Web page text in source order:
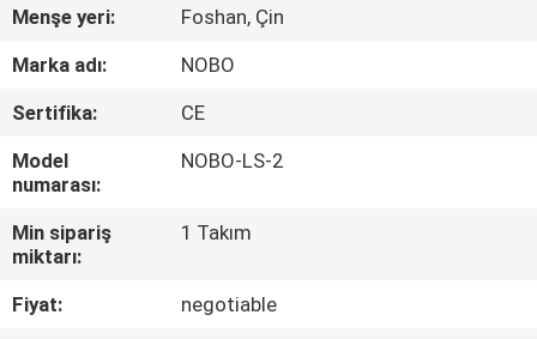
HAKKIMIZDA
FABRIKA
TURU
KALITE
KONTROL
Menşe yeri:
Foshan, Çin
Marka adı:
NOBO
Sertifika:
CE
Model
numarası:
NOBO-LS-2
Min sipariş
miktarı:
1 Takım
Fiyat:
negotiable